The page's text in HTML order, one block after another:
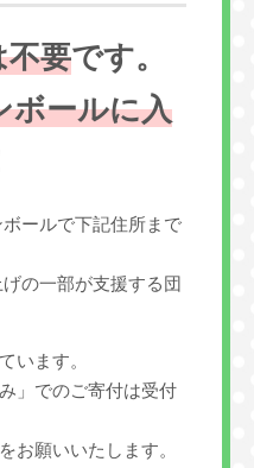
不要です。
ボールに入
ールで下記住所まで
の一部が支援する団
います。
」でのご寄付は受付
お願いいたします。